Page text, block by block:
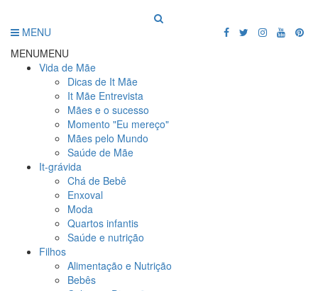
MENU
MENUMENU
Vida de Mãe
Dicas de It Mãe
It Mãe Entrevista
Mães e o sucesso
Momento "Eu mereço"
Mães pelo Mundo
Saúde de Mãe
It-grávida
Chá de Bebê
Enxoval
Moda
Quartos infantis
Saúde e nutrição
Filhos
Alimentação e Nutrição
Bebês